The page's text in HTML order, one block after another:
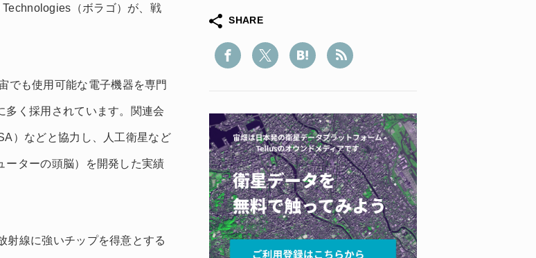
（ボラゴ）が、戦
でも使用可能な電子機器を専門
多く採用されています。関連会
）などと協力し、人工衛星など
ーターの頭脳）を開発した実績
射線に強いチップを得意とする
SHARE